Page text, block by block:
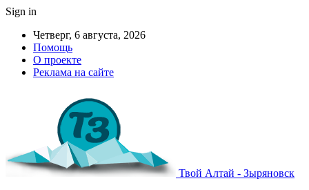
Sign in
Четверг, 6 августа, 2026
Помощь
О проекте
Реклама на сайте
Твой Алтай - Зыряновск